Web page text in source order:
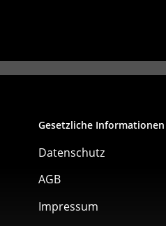
Gesetzliche Informationen
Datenschutz
AGB
Impressum